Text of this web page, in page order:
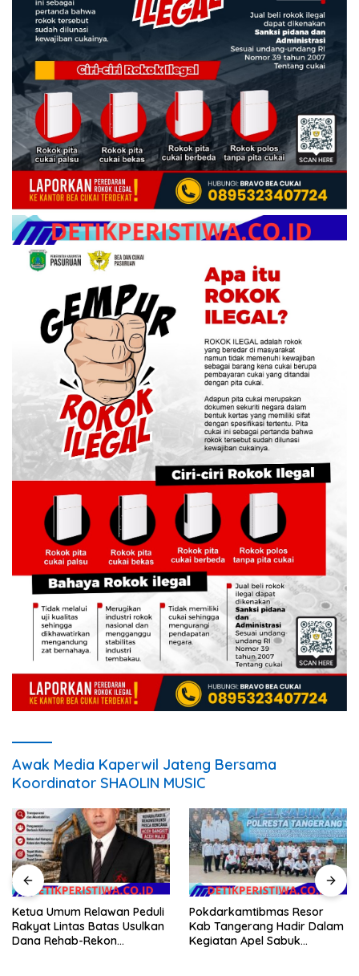
Awak Media Kaperwil Jateng Bersama
Koordinator SHAOLIN MUSIC
Ketua Umum Relawan Peduli
Rakyat Lintas Batas Usulkan
Dana Rehab-Rekon
Pokdarkamtibmas Resor
Kab Tangerang Hadir Dalam
Kegiatan Apel Sabuk